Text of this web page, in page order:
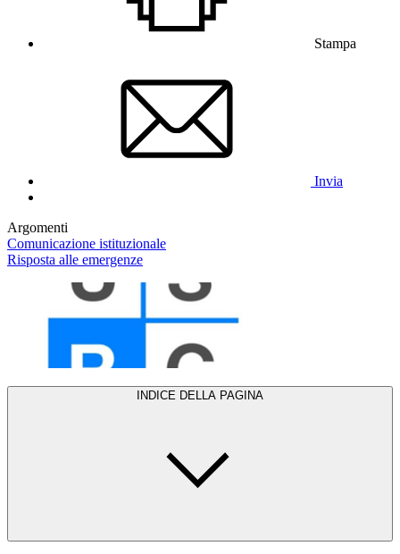
Stampa
Invia
Argomenti
Comunicazione istituzionale
Risposta alle emergenze
INDICE DELLA PAGINA